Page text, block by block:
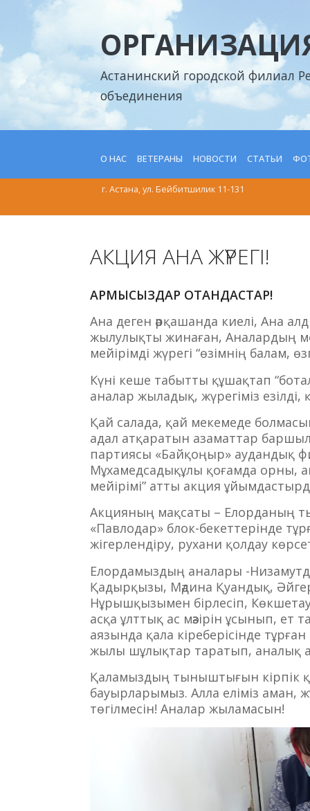
Астанинский городской филиал
объединения
О НАС ВЕТЕРАНЫ НОВОСТИ СТАТЬИ
г. Астана, ул. Бейбитшилик 11-131
АКЦИЯ АНА ЖҮРЕГІ!
АРМЫСЫЗДАР ОТАНДАСТАР!
Ана деген әрқашанда киелі, Ана
жылулықты жинаған, Аналардың
мейірімді жүрегі “өзімнің балам,
Күні кеше табытты құшақтап
аналар жыладық, жүрегіміз
Қай салада, қай мекемеде
адал атқаратын азаматтар
партиясы «Байқоңыр» аудандық
Мұхамедсадықұлы қоғамда орны,
мейірімі” атты акция
Акцияның мақсаты – Елорданың
«Павлодар» блок-бекеттерінде
жігерлендіру, рухани қолдау
Елордамыздың аналары -
Қадырқызы, Мәдина Қуандық,
Нұрышқызымен бірлесіп, Көкшетау
асқа ұлттық ас мәзірін ұсынып,
аязында қала кіреберісінде
жылы шұлықтар таратып, аналық ақ
Қаламыздың тыныштығын кірпік
бауырларымыз. Алла еліміз
төгілмесін! Аналар жыламасын!